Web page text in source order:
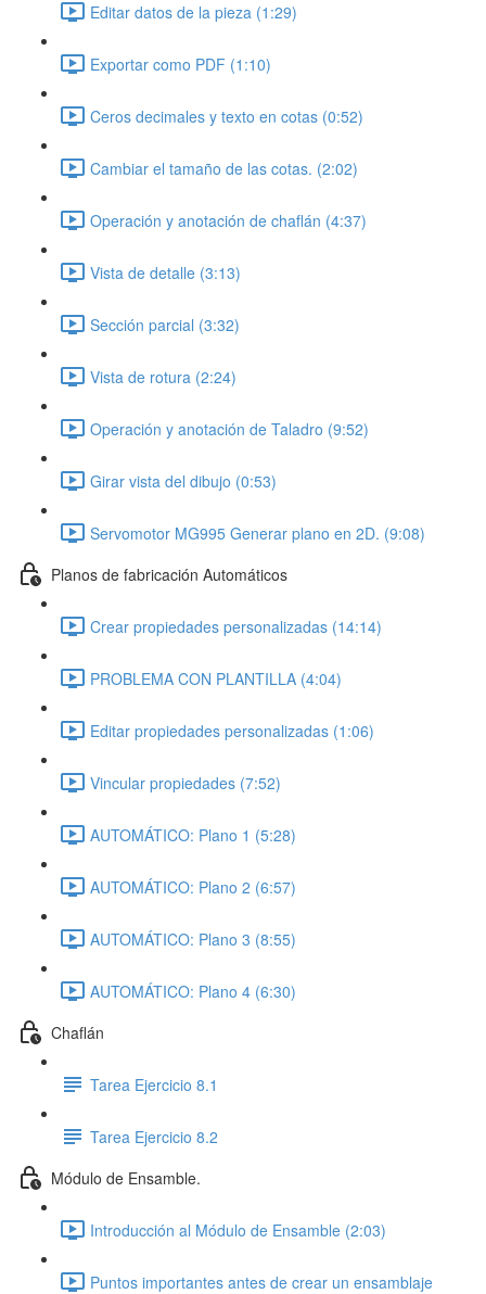
Editar datos de la pieza (1:29)
Exportar como PDF (1:10)
Ceros decimales y texto en cotas (0:52)
Cambiar el tamaño de las cotas. (2:02)
Operación y anotación de chaflán (4:37)
Vista de detalle (3:13)
Sección parcial (3:32)
Vista de rotura (2:24)
Operación y anotación de Taladro (9:52)
Girar vista del dibujo (0:53)
Servomotor MG995 Generar plano en 2D. (9:08)
Planos de fabricación Automáticos
Crear propiedades personalizadas (14:14)
PROBLEMA CON PLANTILLA (4:04)
Editar propiedades personalizadas (1:06)
Vincular propiedades (7:52)
AUTOMÁTICO: Plano 1 (5:28)
AUTOMÁTICO: Plano 2 (6:57)
AUTOMÁTICO: Plano 3 (8:55)
AUTOMÁTICO: Plano 4 (6:30)
Chaflán
Tarea Ejercicio 8.1
Tarea Ejercicio 8.2
Módulo de Ensamble.
Introducción al Módulo de Ensamble (2:03)
Puntos importantes antes de crear un ensamblaje